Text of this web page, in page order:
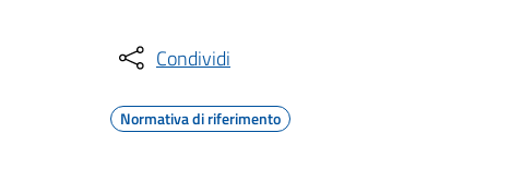
Condividi
Normativa di riferimento